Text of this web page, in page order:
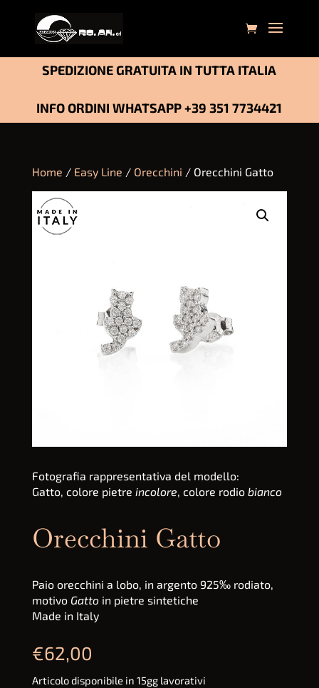
SPEDIZIONE GRATUITA IN TUTTA ITALIA
INFO ORDINI WHATSAPP+39 351 7734421
Home / Easy Line / Orecchini / Orecchini Gatto
Fotografia rappresentativa del modello:
Gatto, colore pietre incolore, colore rodio bianco
Orecchini Gatto
Paio orecchini a lobo, in argento 925‰ rodiato,
motivo Gattoin pietre sintetiche
Made in Italy
€62,00
Articolo disponibile in 15gg lavorativi